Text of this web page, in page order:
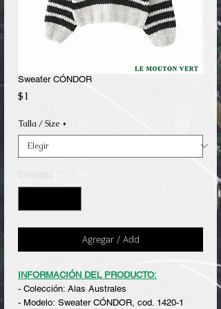
Sweater CÓNDOR
$1
Talla / Size *
Cantidad
Agregar / Add
INFORMACIÓN DEL PRODUCTO:
- Colección: Alas Australes
- Modelo: Sweater CÓNDOR, cod. 1420-1